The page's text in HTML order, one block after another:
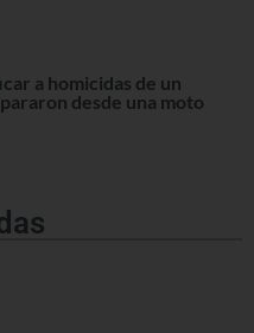
a homicidas de un
desde una moto